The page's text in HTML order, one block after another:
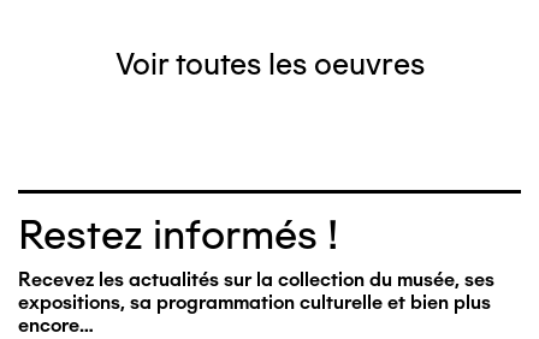
Voir toutes les oeuvres
Restez informés !
Recevez les actualités sur la collection du musée, ses
expositions, sa programmation culturelle et bien plus
encore…